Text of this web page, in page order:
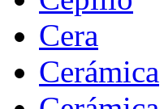
Cera
Cerámica